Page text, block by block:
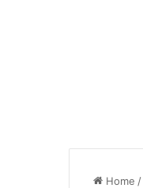
Home /